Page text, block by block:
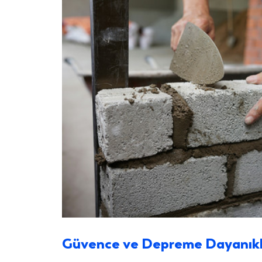
Güvence ve Depreme